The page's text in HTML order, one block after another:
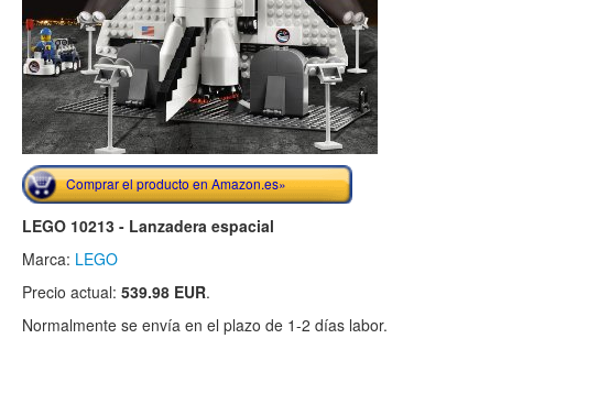
Comprar el producto en Amazon.es»
LEGO 10213 - Lanzadera espacial
Marca: LEGO
Precio actual: 539.98 EUR.
Normalmente se envía en el plazo de 1-2 días labor.